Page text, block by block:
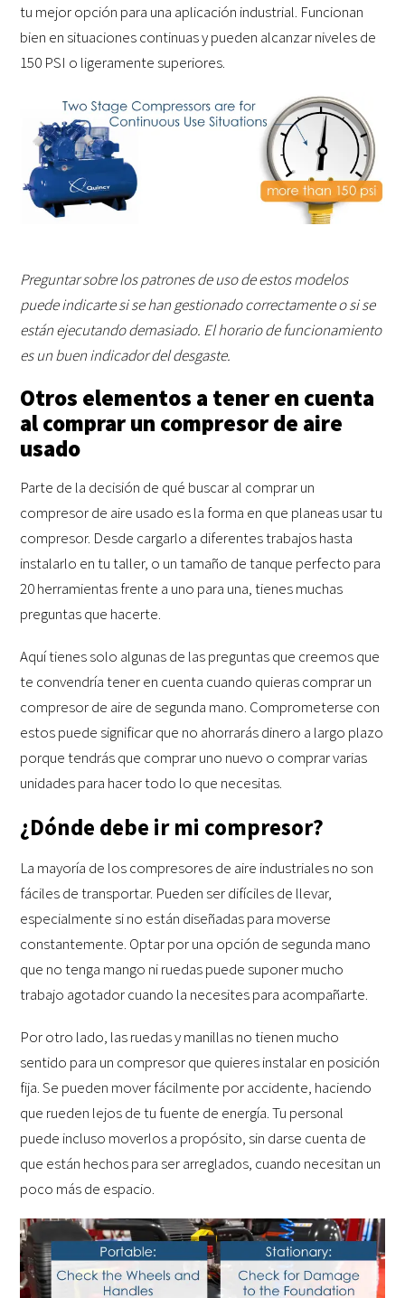
tu mejor opción para una aplicación industrial. Funcionan
bien en situaciones continuas y pueden alcanzar niveles de
150 PSI o ligeramente superiores.
Preguntar sobre los patrones de uso de estos modelos
puede indicarte si se han gestionado correctamente o si se
están ejecutando demasiado. El horario de funcionamiento
es un buen indicador del desgaste.
Otros elementos a tener en cuenta
al comprar un compresor de aire
usado
Parte de la decisión de qué buscar al comprar un
compresor de aire usado es la forma en que planeas usar tu
compresor. Desde cargarlo a diferentes trabajos hasta
instalarlo en tu taller, o un tamaño de tanque perfecto para
20 herramientas frente a uno para una, tienes muchas
preguntas que hacerte.
Aquí tienes solo algunas de las preguntas que creemos que
te convendría tener en cuenta cuando quieras comprar un
compresor de aire de segunda mano. Comprometerse con
estos puede significar que no ahorrarás dinero a largo plazo
porque tendrás que comprar uno nuevo o comprar varias
unidades para hacer todo lo que necesitas.
¿Dónde debe ir mi compresor?
La mayoría de los compresores de aire industriales no son
fáciles de transportar. Pueden ser difíciles de llevar,
especialmente si no están diseñadas para moverse
constantemente. Optar por una opción de segunda mano
que no tenga mango ni ruedas puede suponer mucho
trabajo agotador cuando la necesites para acompañarte.
Por otro lado, las ruedas y manillas no tienen mucho
sentido para un compresor que quieres instalar en posición
fija. Se pueden mover fácilmente por accidente, haciendo
que rueden lejos de tu fuente de energía. Tu personal
puede incluso moverlos a propósito, sin darse cuenta de
que están hechos para ser arreglados, cuando necesitan un
poco más de espacio.